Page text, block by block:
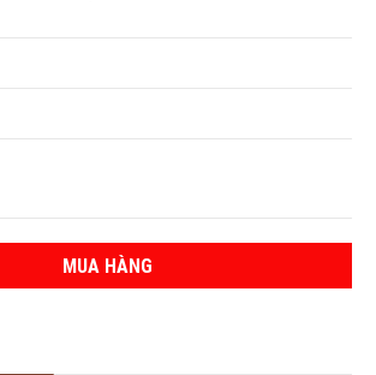
MUA HÀNG